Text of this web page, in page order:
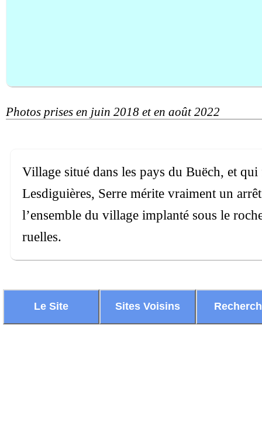
Photos prises en juin 2018 et en août 2022
Village situé dans les pays du Buëch, et
Lesdiguières, Serre mérite vraiment un
l’ensemble du village implanté sous le
ruelles.
Le Site Sites Voisins